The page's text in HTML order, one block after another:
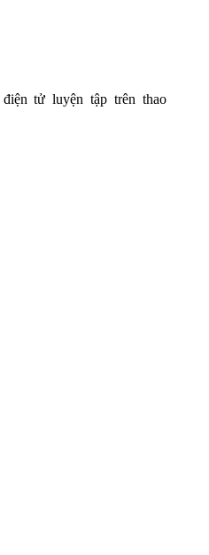
tử luyện tập trên thao